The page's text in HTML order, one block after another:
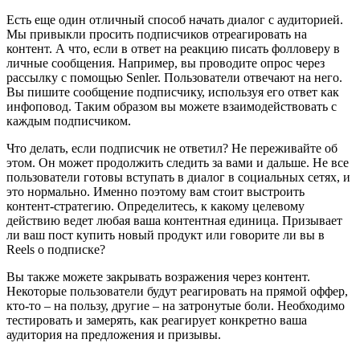
Есть еще один отличный способ начать диалог с аудиторией.
Мы привыкли просить подписчиков отреагировать на
контент. А что, если в ответ на реакцию писать фолловеру в
личные сообщения. Например, вы проводите опрос через
рассылку с помощью Senler. Пользователи отвечают на него.
Вы пишите сообщение подписчику, используя его ответ как
инфоповод. Таким образом вы можете взаимодействовать с
каждым подписчиком.
Что делать, если подписчик не ответил? Не переживайте об
этом. Он может продолжить следить за вами и дальше. Не все
пользователи готовы вступать в диалог в социальных сетях, и
это нормально. Именно поэтому вам стоит выстроить
контент-стратегию. Определитесь, к какому целевому
действию ведет любая ваша контентная единица. Призывает
ли ваш пост купить новый продукт или говорите ли вы в
Reels о подписке?
Вы также можете закрывать возражения через контент.
Некоторые пользователи будут реагировать на прямой оффер,
кто-то – на пользу, другие – на затронутые боли. Необходимо
тестировать и замерять, как реагирует конкретно ваша
аудитория на предложения и призывы.